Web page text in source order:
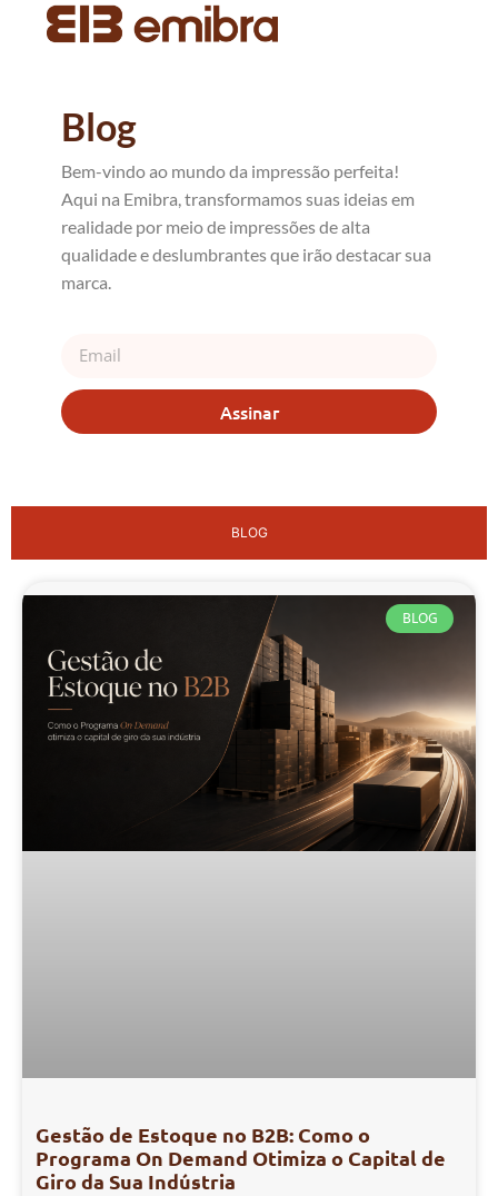
Blog
Bem-vindo ao mundo da impressão perfeita!
Aqui na Emibra, transformamos suas ideias em
realidade por meio de impressões de alta
qualidade e deslumbrantes que irão destacar sua
marca.
Assinar
BLOG
BLOG
Gestão de Estoque no B2B: Como o
Programa On Demand Otimiza o Capital de
Giro da Sua Indústria